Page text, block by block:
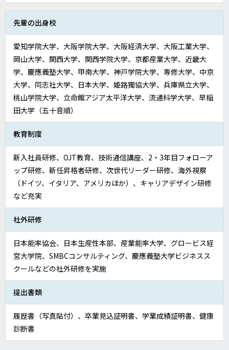
先輩の出身校
愛知学院大学、大阪学院大学、大阪経済大学、大阪工業大学、
岡山大学、関西大学、関西学院大学、京都産業大学、近畿大
学、慶應義塾大学、甲南大学、神戸学院大学、専修大学、中京
大学、同志社大学、日本大学、姫路獨協大学、兵庫県立大学、
桃山学院大学、立命館アジア太平洋大学、流通科学大学、早稲
田大学（五十音順）
教育制度
新入社員研修、OJT教育、技術通信講座、2・3年目フォローア
ップ研修、新任昇格者研修、次世代リーダー研修、海外視察
（ドイツ、イタリア、アメリカほか）、キャリアデザイン研修
など充実
社外研修
日本能率協会、日本生産性本部、産業能率大学、グロービス経
営大学院、SMBCコンサルティング、慶應義塾大学ビジネスス
クールなどの社外研修を実施
提出書類
履歴書（写真貼付）、卒業見込証明書、学業成績証明書、健康
診断書